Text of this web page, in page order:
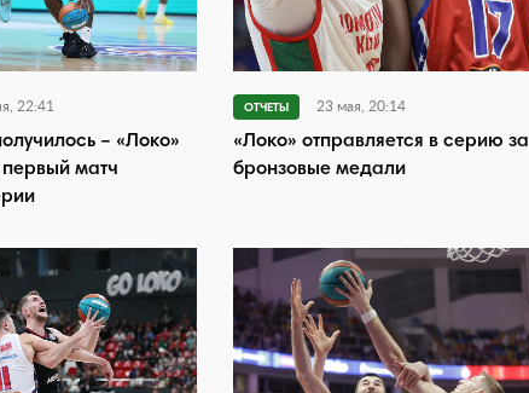
22:41
– «Локо»
матч
ОТЧЕТЫ 23 мая, 20:14
«Локо» отправляется в серию за
бронзовые медали